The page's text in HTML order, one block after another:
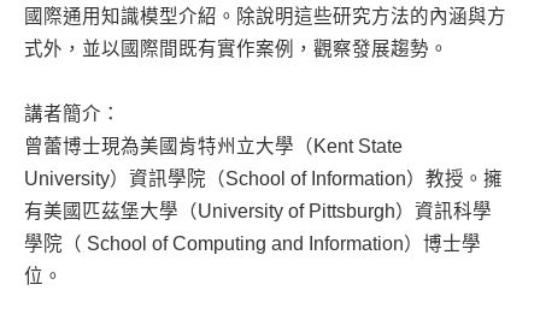
國際通用知識模型介紹。除說明這些研究方法的內涵與方
式外，並以國際間既有實作案例，觀察發展趨勢。
講者簡介：
曾蕾博士現為美國肯特州立大學（Kent State
University）資訊學院（School of Information）教授。擁
有美國匹茲堡大學（University of Pittsburgh）資訊科學
學院（ School of Computing and Information）博士學
位。